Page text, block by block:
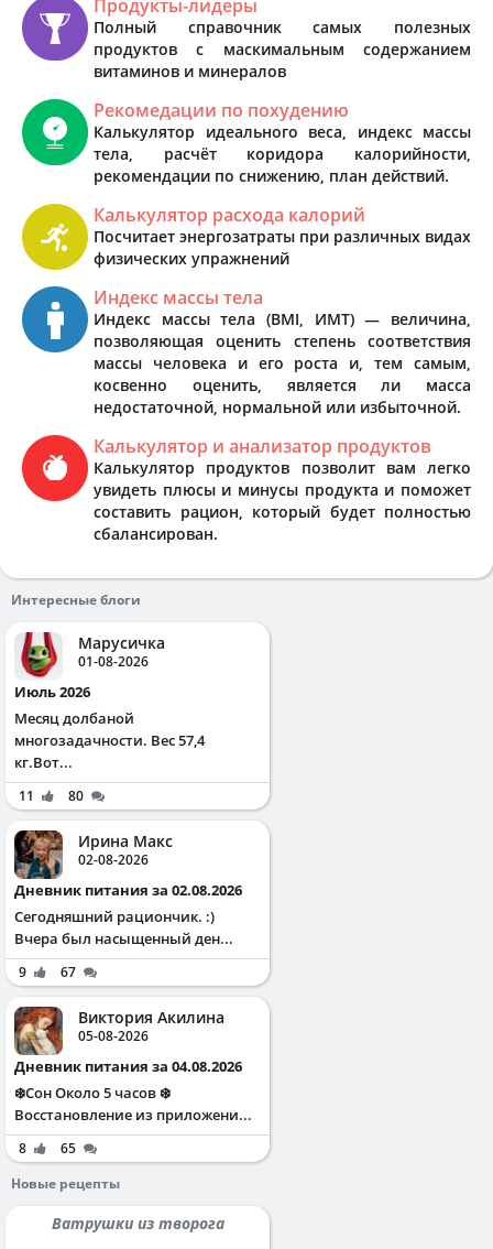
Продукты-лидеры
Полный справочник самых полезных
продуктов с маскимальным содержанием
витаминов и минералов
Рекомедации по похудению
Калькулятор идеального веса, индекс массы
тела, расчёт коридора калорийности,
рекомендации по снижению, план действий.
Калькулятор расхода калорий
Посчитает энергозатраты при различных видах
физических упражнений
Индекс массы тела
Индекс массы тела (BMI, ИМТ) — величина,
позволяющая оценить степень соответствия
массы человека и его роста и, тем самым,
косвенно оценить, является ли масса
недостаточной, нормальной или избыточной.
Калькулятор и анализатор продуктов
Калькулятор продуктов позволит вам легко
увидеть плюсы и минусы продукта и поможет
составить рацион, который будет полностью
сбалансирован.
Интересные блоги
Марусичка
01-08-2026
Июль 2026
Месяц долбаной
многозадачности. Вес 57,4
кг.Вот...
11 80
Ирина Макс
02-08-2026
Дневник питания за 02.08.2026
Сегодняшний рациончик. :)
Вчера был насыщенный ден...
9 67
Виктория Акилина
05-08-2026
Дневник питания за 04.08.2026
❄️Сон Около 5 часов ❄️
Восстановление из приложени...
8
65
Новые рецепты
Ватрушки из творога